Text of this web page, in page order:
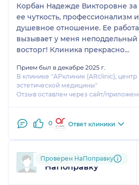
Корбан Надежде Викторовне за
ее чуткость, профессионализм и
душевное отношение. Ее работа
вызывает у меня неподдельный
восторг! Клиника прекрасно
Администраторы всегда во всем
помогут и ответят на любые
вопросы! Большое спасибо!
Прием был в декабре 2025 г.
В клинике "АРклиник (ARсlinic), центр
эстетической медицины"
Отзыв оставлен через сайт/
0 Ответ клиники
Пользователь
НаПоправку
Проверен НаПоправку